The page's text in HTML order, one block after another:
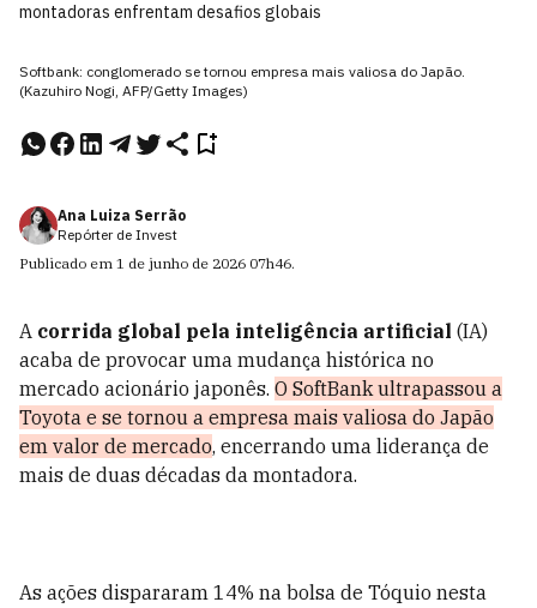
montadoras enfrentam desafios globais
Softbank: conglomerado se tornou empresa mais valiosa do Japão.
(Kazuhiro Nogi, AFP/Getty Images)
Ana Luiza Serrão
Repórter de Invest
Publicado em 1 de junho de 2026 07h46.
A corrida global pela inteligência artificial (IA)
acaba de provocar uma mudança histórica no
mercado acionário japonês. O SoftBank ultrapassou a
Toyota e se tornou a empresa mais valiosa do Japão
em valor de mercado, encerrando uma liderança de
mais de duas décadas da montadora.
As ações dispararam 14% na bolsa de Tóquio nesta